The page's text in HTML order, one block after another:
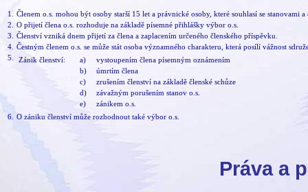
1.
Členem o.s. mohou být osoby starší 15 let a právnické osoby, které souhlasí se stanovami a
2.
O přijetí člena o.s. rozhoduje na základě písemné přihlášky výbor o.s.
3.
Členství vzniká dnem přijetí za člena a zaplacením určeného členského příspěvku.
4. Čestným členem o.s. se může stát osoba významného charakteru, která posílí vážnost
5.
Zánik členství: a)
vystoupením člena písemným oznámením
b)
úmrtím člena
c)
zrušením členství na základě členské schůze
d)
závažným porušením stanov o.s.
e)
zánikem o.s.
6. O zániku členství může rozhodnout také výbor o.s.
Práva a